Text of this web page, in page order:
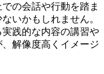
の会話や行動を踏ま
いかもしれません。
践的な内容の講習や
解像度高くイメージ